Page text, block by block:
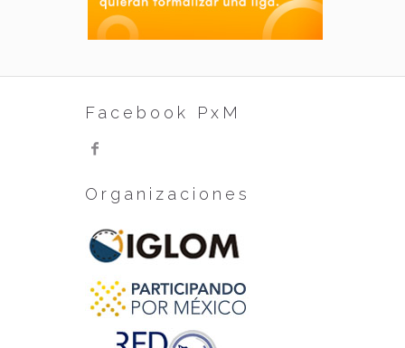
Facebook PxM
Organizaciones